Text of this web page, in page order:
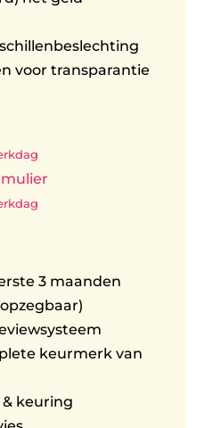
voor transparantie
3 maanden
keurmerk van
keuring